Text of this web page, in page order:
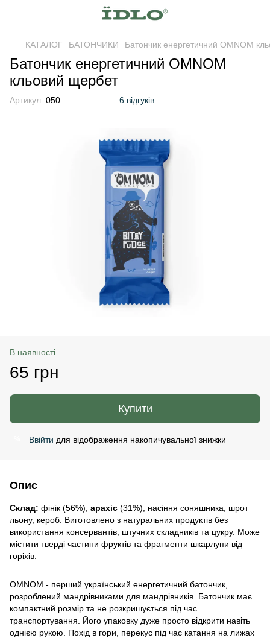
КАТАЛОГ БАТОНЧИКИ Батончик енергетичний OMNOM
Батончик енергетичний OMNOM
кльовий щербет
Артикул: 050 6 відгуків
В наявності
65 грн
Купити
Ввійти для відображення накопичувальної знижки
Опис
Склад: фінік (56%), арахіс (31%), насіння соняшника, шрот
льону, кероб. Виготовлено з натуральних продуктів без
використання консервантів, штучних складників та цукру. Може
містити тверді частини фруктів та фрагменти шкарлупи від
горіхів.
OMNOM - перший український енергетичний батончик,
розроблений мандрівниками для мандрівників. Батончик має
компактний розмір та не розкришується під час
транспортування. Його упаковку дуже просто відкрити навіть
однією рукою. Похід в гори, перекус під час катання на лижах